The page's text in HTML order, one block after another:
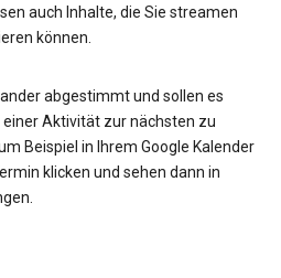
auch Inhalte, die Sie streamen
können.
abgestimmt und sollen es
einer Aktivität zur nächsten zu
Beispiel in Ihrem Google Kalender
klicken und sehen dann in